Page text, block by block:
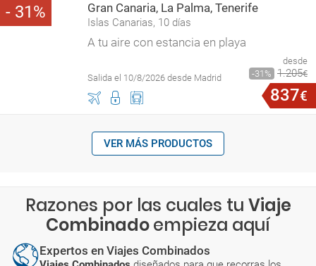
31 Gran Canaria, La Palma, Tenerife
Islas Canarias, 10 días
A tu aire con estancia en playa
Salida el 10/8/2026 desde Madrid
desde
31
1.205€
837€
VER MÁS PRODUCTOS
Razones por las cuales tu Viaje
Combinadoempieza aquí
Expertos en Viajes Combinados